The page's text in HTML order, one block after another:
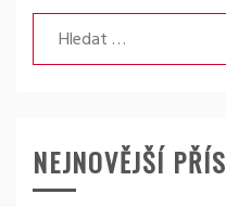
Vyhledávání
NEJNOVĚJŠÍ